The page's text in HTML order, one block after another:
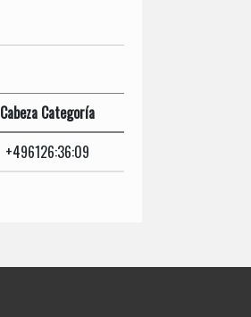
Cabeza Categoría
+496126:36:09